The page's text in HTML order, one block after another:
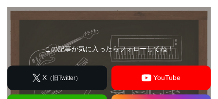
この記事が気に入ったらフォローしてね！
X （旧Twitter） YouTube